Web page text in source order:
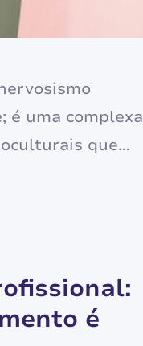
é uma complexa
que
é